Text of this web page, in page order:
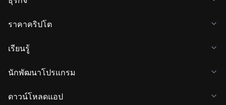
ราคาคริปโต
เรียนรู้
นักพัฒนาโปรแกรม
ดาวน์โหลดแอป